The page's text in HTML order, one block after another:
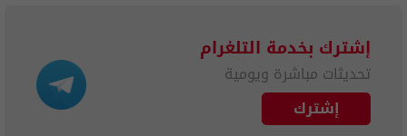
إشترك بخدمة التلغرام
تحديثات مباشرة ويومية
إشترك